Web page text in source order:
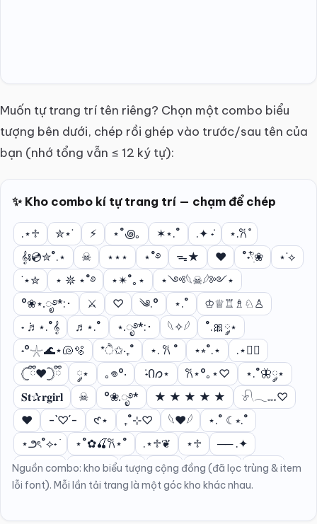
Muốn tự trang trí tên riêng? Chọn một combo biểu
tượng bên dưới, chép rồi ghép vào trước/sau tên của
bạn (nhớ tổng vẫn ≤ 12 ký tự):
✨ Kho combo kí tự trang trí — chạm để chép
.⋆♱ ✮⋆˙ ⚡︎ ⋆˚꩜｡ ✶⋆.˚ .✦ ݁˖
⋆.𐙚 ̊
𝄞⨾💿✮˚.⋆
☠︎︎ ⋆⋆⋆ ⋆˚࿔ ᯓ★ ❤︎ ˚˖𓍢ִ໋❀
⋆˙⟡
˙⋆✮
⋆ 𖤓 ⋆˚࿔ ⋆✴︎˚｡⋆
⋆༺𓆩☠︎︎𓆪༻⋆
°❀⋆.ೃ࿔*:･
⚔︎ ㅤ♡ ༄.° ⋆.˚
♔♕♖♗♘♙
˖ ݁♬⋆.˚𝄞
♬⋆.˚ ⋆.ೃ࿔*:･ 𓆩✧𓆪
˚.🎀༘⋆
˖°𓇼🌊⋆🐚🫧
*ੈ✩‧₊˚ ⋆. 𐙚 ˚ ⋆⭒˚.⋆
.⋆♱⃓
𓊆ྀི❤︎𓊇ྀི
༘⋆ ｡𖦹°‧ ݁ ˖Ი𐑼⋆ 𐙚⋆°｡⋆♡
⋆.˚🦋༘⋆
𝐒𝐭✰𝐫𝐠𝐢𝐫𝐥
☠︎ °❀.ೃ࿔* ★ ★ ★ ★ ★
𓍯𓂃𓏧♡
❤️
-`♡´- 𑣲⋆ ₊˚⊹♡ 𓆩❤︎𓆪
⋆.˚ ☾⭒.˚
⋆౨ৎ˚⟡˖ ࣪
⋆˚✿🍒𐙚⋆˚ .⋆♱❦ ⋆♱
── .✦
ˋ°•*⁀➷
⋆˚𝜗𝜚˚⋆ ⋆☀︎. (๑ᵔ⤙ᵔ๑)
ㅤ♡ྀི ₊
⁠♡
❤️‍🔥 ⋆☕︎ ˖ ⋆ৡ ⋆˚࿔ ⊹₊🔥⋆｡°✩
𓆩❤️‍🔥𓆪
Nguồn combo: kho biểu tượng cộng đồng (đã lọc trùng & item
lỗi font). Mỗi lần tải trang là một góc kho khác nhau.